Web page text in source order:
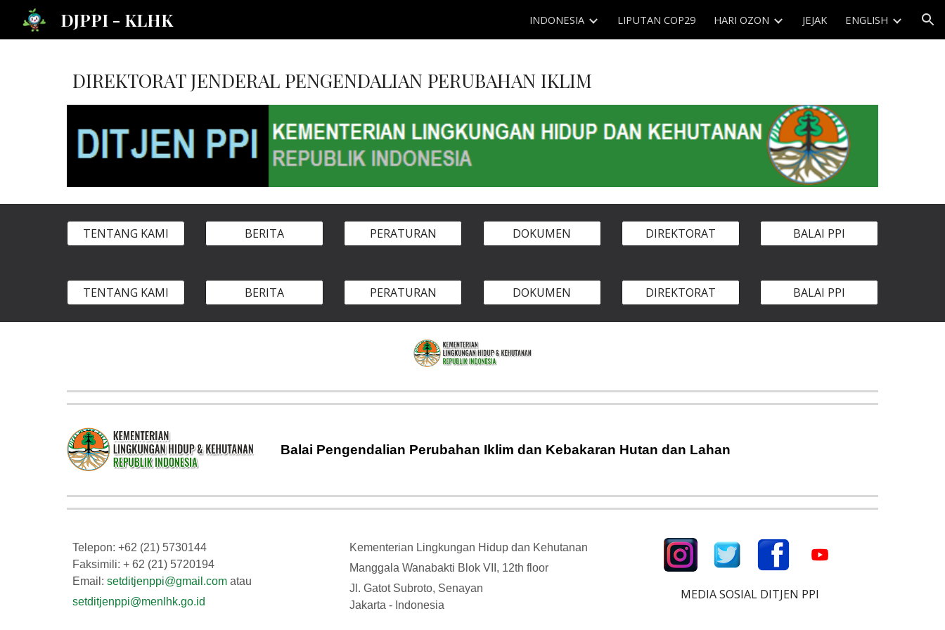
Skip to navigation
DJPPI - KLHK INDONESIA LIPUTAN COP29 HARI OZON JEJAK ENGLISH
DIREKTORAT JENDERAL PENGENDALIAN PERUBAHAN IKLIM
TENTANG KAMI BERITA PERATURAN DOKUMEN DIREKTORAT BALAI PPI
TENTANG KAMI BERITA PERATURAN DOKUMEN DIREKTORAT BALAI PPI
Balai Pengendalian Perubahan Iklim dan Kebakaran Hutan dan Lahan
Telepon: +62 (21) 5730144
Faksimili: + 62 (21) 5720194
Email: setditjenppi@gmail.comatau
setditjenppi@menlhk.go.id
Kementerian Lingkungan Hidup dan Kehutanan
Manggala Wanabakti Blok VII, 12th floor
Jl. Gatot Subroto, Senayan
Jakarta - Indonesia
MEDIA SOSIAL DITJEN PPI